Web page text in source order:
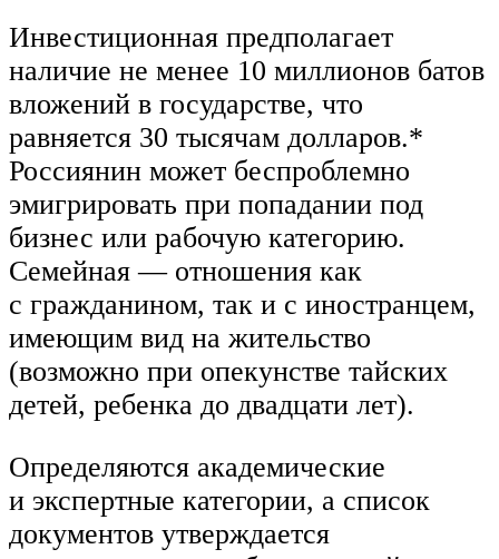
Инвестиционная предполагает
наличие не менее 10 миллионов батов
вложений в государстве, что
равняется 30 тысячам долларов.*
Россиянин может беспроблемно
эмигрировать при попадании под
бизнес или рабочую категорию.
Семейная — отношения как
с гражданином, так и с иностранцем,
имеющим вид на жительство
(возможно при опекунстве тайских
детей, ребенка до двадцати лет).
Определяются академические
и экспертные категории, а список
документов утверждается